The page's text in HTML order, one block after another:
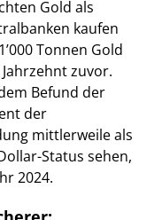
Gold als
kaufen
Tonnen Gold
zuvor.
Befund der
der
mittlerweile als
Status sehen,
2024.